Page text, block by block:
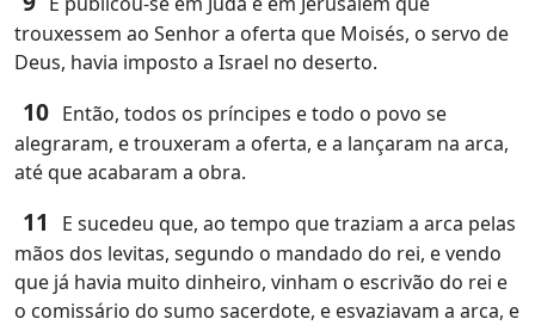
trouxessem ao Senhor a oferta que Moisés, o servo de
Deus, havia imposto a Israel no deserto.
10 Então, todos os príncipes e todo o povo se
alegraram, e trouxeram a oferta, e a lançaram na arca,
até que acabaram a obra.
11
E sucedeu que, ao tempo que traziam a arca pelas
mãos dos levitas, segundo o mandado do rei, e vendo
que já havia muito dinheiro, vinham o escrivão do rei e
o comissário do sumo sacerdote, e esvaziavam a arca, e